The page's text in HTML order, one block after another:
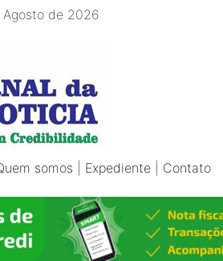
de 2026
somos Expediente Contato